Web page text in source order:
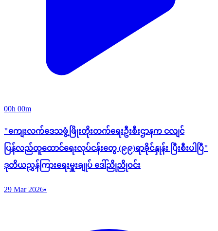
00h 00m
"ကျေးလက်ဒေသဖွံ့ဖြိုးတိုးတက်ရေးဦးစီးဌာနက ငလျင်
ပြန်လည်ထူထောင်ရေးလုပ်ငန်းတွေ (၉၉)ရာခိုင်နှုန်း ပြီးစီးပါပြီ"
ဒုတိယညွှန်ကြားရေးမှူးချုပ် ဒေါ်ညိုညိုဝင်း
29 Mar 2026•